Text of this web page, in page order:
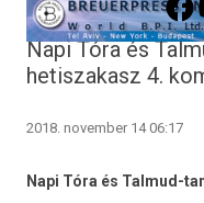
Napi Tóra és
hetiszakasz 4.
2018. november 14 06:17
Napi Tóra és Talmud-